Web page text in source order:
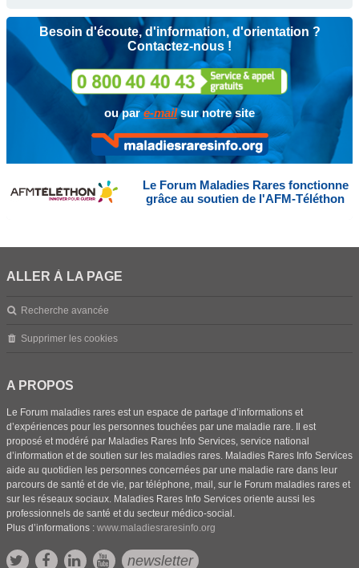
Besoin d'écoute, d'information, d'orientation ?
Contactez-nous !
ou pare-mailsur notre site
Le Forum Maladies Rares fonctionne
grâce au soutien de l'AFM-Téléthon
ALLER À LA PAGE
Recherche avancée
Supprimer les cookies
A PROPOS
Le Forum maladies rares est un espace de partage d’informations et
d’expériences pour les personnes touchées par une maladie rare. Il est
proposé et modéré par Maladies Rares Info Services, service national
d’information et de soutien sur les maladies rares. Maladies Rares Info Services
aide au quotidien les personnes concernées par une maladie rare dans leur
parcours de santé et de vie, par téléphone, mail, sur le Forum maladies rares et
sur les réseaux sociaux. Maladies Rares Info Services oriente aussi les
professionnels de santé et du secteur médico-social.
Plus d’informations : www.maladiesraresinfo.org
newsletter